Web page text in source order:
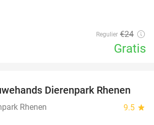
Regulier €24
Gratis
19%
Dierenpark Rhenen
Rhenen 9.5 star